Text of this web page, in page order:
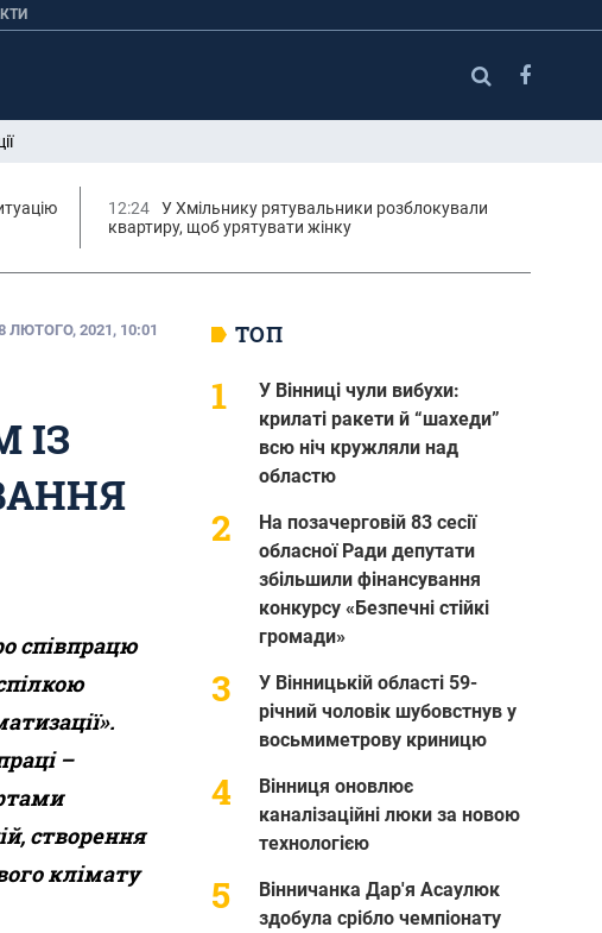
12:24
У Хмільнику рятувальники розблокували
квартиру, щоб урятувати жінку
ЛЮТОГО, 2021, 10:01
ІЗ
співпрацю
–
створення
клімату
ТОП
У Вінниці чули вибухи:
крилаті ракети й “шахеди”
всю ніч кружляли над
областю
На позачерговій 83 сесії
обласної Ради депутати
збільшили фінансування
конкурсу «Безпечні стійкі
громади»
У Вінницькій області 59-
річний чоловік шубовстнув у
восьмиметрову криницю
Вінниця оновлює
каналізаційні люки за новою
технологією
Вінничанка Дар'я Асаулюк
здобула срібло чемпіонату